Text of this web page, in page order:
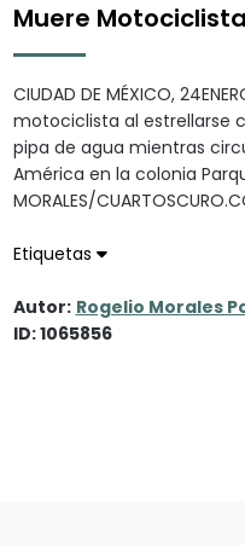
Muere
CIUDAD DE MÉXICO,
motociclista al estrellarse
pipa de agua mientras
América en la colonia
MORALES/
Etiquetas
Autor: Rogelio Morales
ID: 1065856